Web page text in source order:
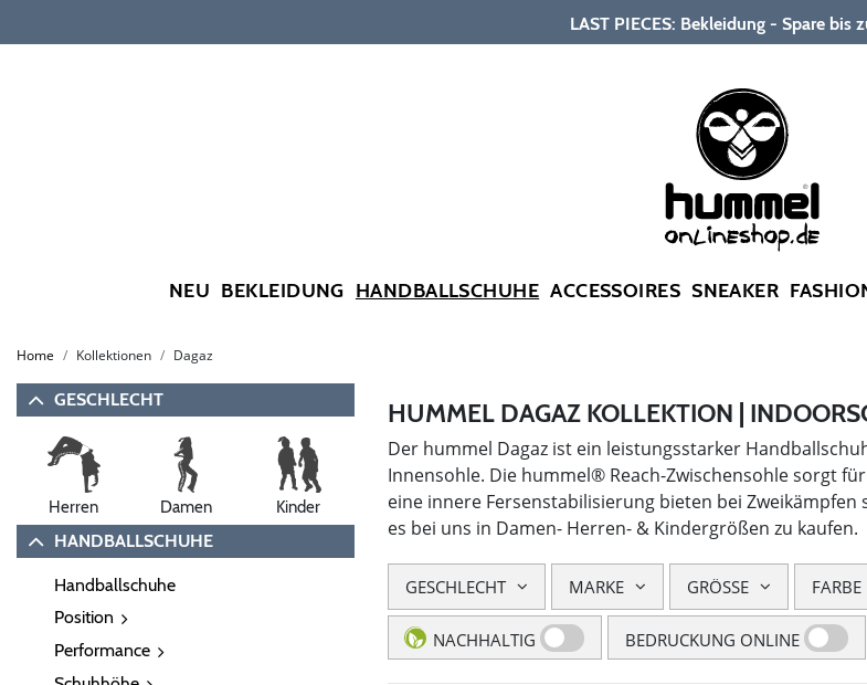
LAST PIECES: Bekleidung - Spare bis
NEU BEKLEIDUNG HANDBALLSCHUHE ACCESSOIRES SNEAKER
Home Kollektionen Dagaz
GESCHLECHT
Herren Damen Kinder
HANDBALLSCHUHE
Handballschuhe
Position
Performance
HUMMEL DAGAZ KOLLEKTION |
Der hummel Dagaz ist ein leistungsstarker
Innensohle. Die hummel® Reach-Zwischensohle sorgt
eine innere Fersenstabilisierung bieten bei
es bei uns in Damen- Herren- & Kindergrößen zu kaufen.
GESCHLECHT MARKE GRÖSSE FARBE
NACHHALTIG BEDRUCKUNG ONLINE